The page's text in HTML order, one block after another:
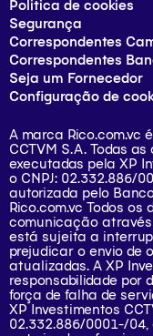
Politica de cookies
Segurança
Correspondentes
Correspondentes
Seja um Fornecedor
Configuração de
A marca Rico.com.vc
CCTVM S.A. Todas
executadas pela XP
o CNPJ: 02.332.886/
autorizada pelo
Rico.com.vc Todos os
comunicação através
está sujeita a
prejudicar o envio de
atualizadas. A XP
responsabilidade por
força de falha de
XP Investimentos
02.332.886/0001-/­